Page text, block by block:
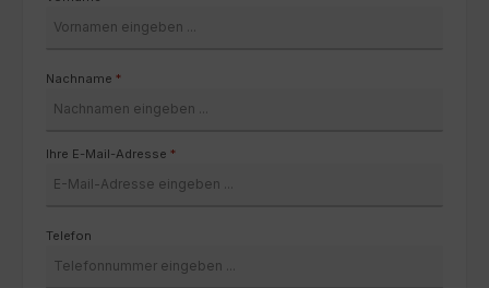
Nachname *
Ihre E-Mail-Adresse *
Telefon